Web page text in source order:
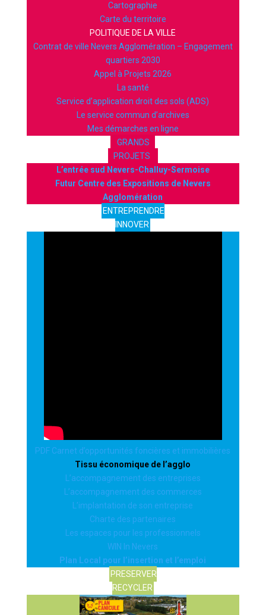
Cartographie
Carte du territoire
POLITIQUE DE LA VILLE
Contrat de ville Nevers Agglomération – Engagement
quartiers 2030
Appel à Projets 2026
La santé
Service d’application droit des sols (ADS)
Le service commun d’archives
Mes démarches en ligne
GRANDS
PROJETS
L’entrée sud Nevers-Challuy-Sermoise
Futur Centre des Expositions de Nevers
Agglomération
ENTREPRENDRE
INNOVER
PDF Carnet d’opportunités foncières et immobilières
Tissu économique de l’agglo
L’accompagnement des entreprises
L’accompagnement des commerces
L’implantation de son entreprise
Charte des partenaires
Les espaces pour les professionnels
WIN In Nevers
Plan Local pour l’insertion et l’emploi
PRESERVER
RECYCLER